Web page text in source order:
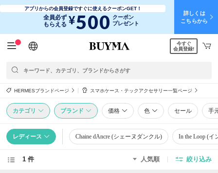
アプリからの会員登録ですぐに使えるクーポンGET！
全員必ず
もらえる ¥500 クーポン
プレゼント
詳しくは
こちらから
日本語
English
简体中文
繁體中文
今すぐ
会員登録!
HERMESブランドページ スマホケース・テックアクセサリー一覧ページ
カテゴリ ブランド 価格 色 セール 手
レディース Chaine dAncre (シェーヌダンクル) In the Loop (イ
1 件 人気順 絞り込み